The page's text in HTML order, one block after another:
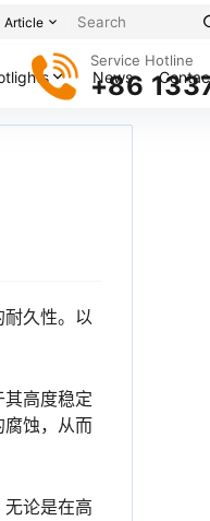
Article
Service Hotline
+86
News
久性。以
高度稳定
腐蚀，从而
论是在高